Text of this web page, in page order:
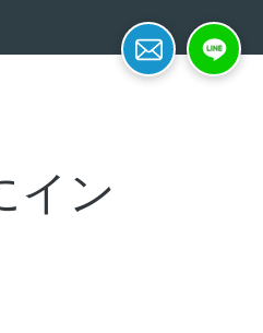
イン
LINE応募
簡単面接予約